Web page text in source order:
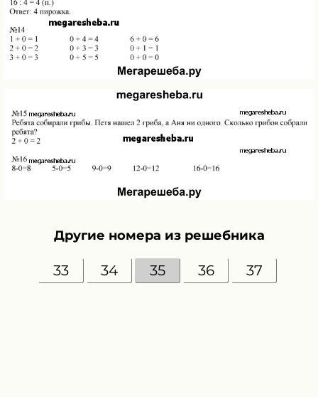
Другие номера из решебника
33 34 35 36 37